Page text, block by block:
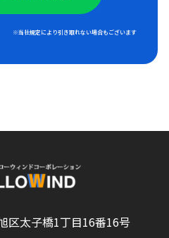
※当社規定により引き取れない場合もございます
太子橋1丁目16番16号